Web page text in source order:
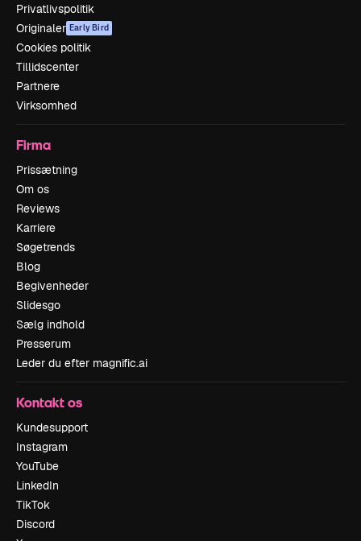
Privatlivspolitik
Originaler Early Bird
Cookies politik
Tillidscenter
Partnere
Virksomhed
Firma
Prissætning
Om os
Reviews
Karriere
Søgetrends
Blog
Begivenheder
Slidesgo
Sælg indhold
Presserum
Leder du efter magnific.ai
Kontakt os
Kundesupport
Instagram
YouTube
LinkedIn
TikTok
Discord